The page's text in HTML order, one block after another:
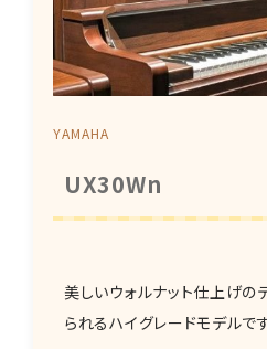
YAMAHA
UX30Wn
美しいウォルナット仕上げの
られるハイグレードモデルです